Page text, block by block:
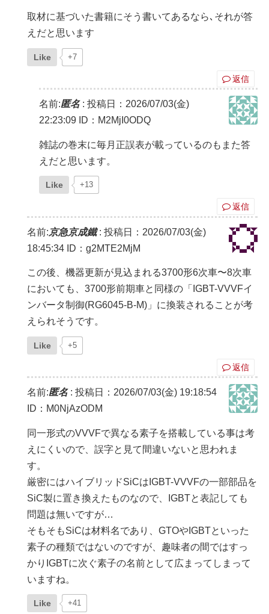
取材に基づいた書籍にそう書いてあるなら､それが答
えだと思います
Like +7
返信
名前:匿名: 投稿日：2026/07/03(金)
22:23:09 ID：M2MjI0ODQ
雑誌の巻末に毎月正誤表が載っているのもまた答
えだと思います。
Like +13
返信
名前:京急京成鐵: 投稿日：2026/07/03(金)
18:45:34 ID：g2MTE2MjM
この後、機器更新が見込まれる3700形6次車〜8次車
においても、3700形前期車と同様の「IGBT-VVVFイ
ンバータ制御(RG6045-B-M)」に換装されることが考
えられそうです。
Like +5
返信
名前:匿名: 投稿日：2026/07/03(金) 19:18:54
ID：M0NjAzODM
同一形式のVVVFで異なる素子を搭載している事は考
えにくいので、誤字と見て間違いないと思われま
す。
厳密にはハイブリッドSiCはIGBT-VVVFの一部部品を
SiC製に置き換えたものなので、IGBTと表記しても
問題は無いですが…
そもそもSiCは材料名であり、GTOやIGBTといった
素子の種類ではないのですが、趣味者の間ではすっ
かりIGBTに次ぐ素子の名前として広まってしまって
いますね。
Like +41